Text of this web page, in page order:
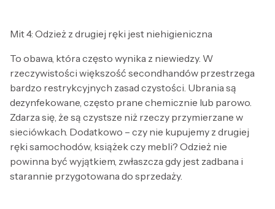
Mit 4: Odzież z drugiej ręki jest niehigieniczna
To obawa, która często wynika z niewiedzy. W
rzeczywistości większość secondhandów przestrzega
bardzo restrykcyjnych zasad czystości. Ubrania są
dezynfekowane, często prane chemicznie lub parowo.
Zdarza się, że są czystsze niż rzeczy przymierzane w
sieciówkach. Dodatkowo – czy nie kupujemy z drugiej
ręki samochodów, książek czy mebli? Odzież nie
powinna być wyjątkiem, zwłaszcza gdy jest zadbana i
starannie przygotowana do sprzedaży.